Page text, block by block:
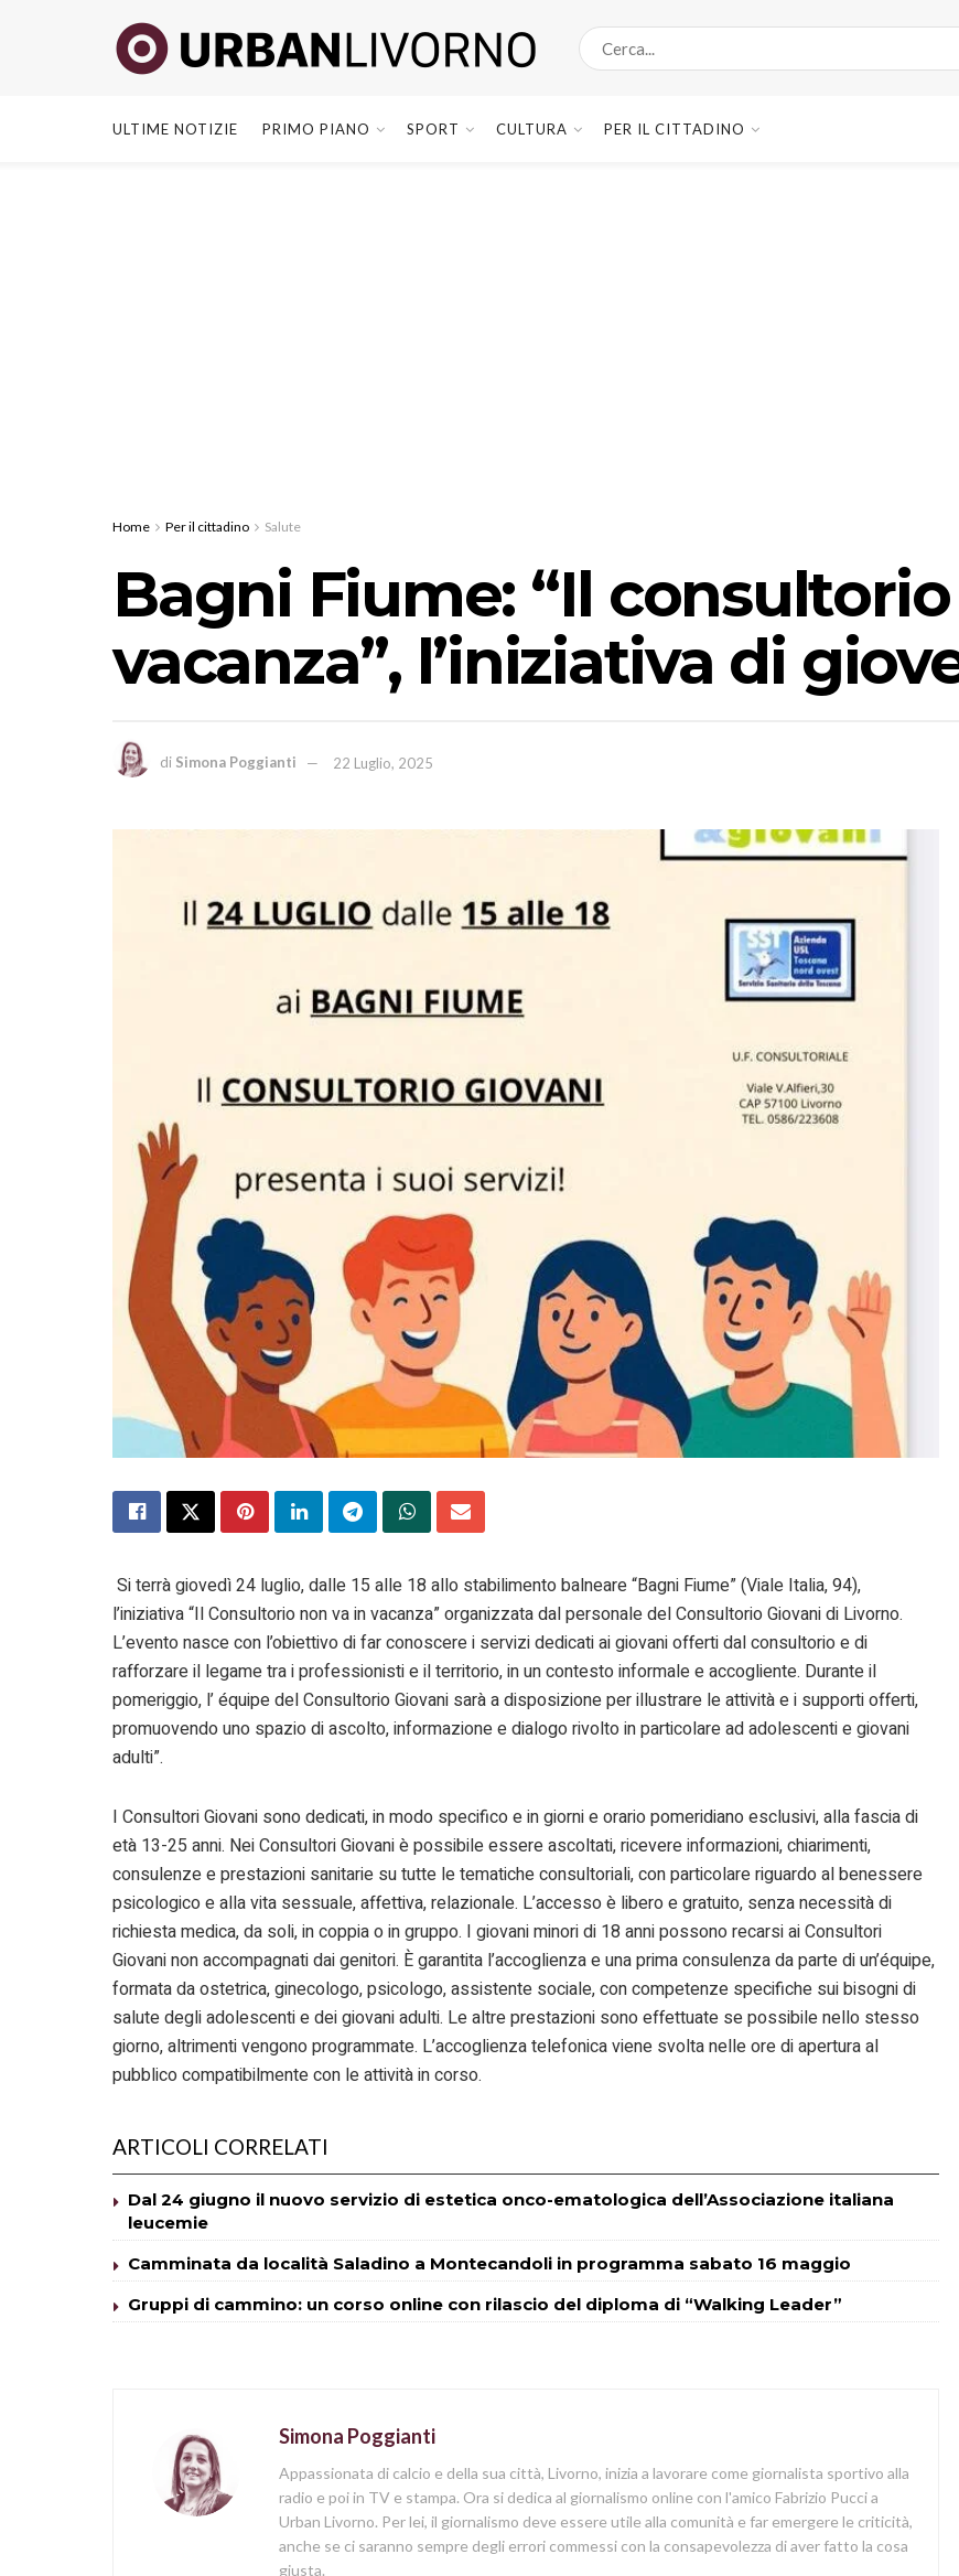
ULTIME NOTIZIE PRIMO PIANO SPORT CULTURA PER IL CITTADINO
Home Per il cittadino Salute
Bagni Fiume: “Il
vacanza”, l’iniziativa di
di Simona Poggianti 22 Luglio, 2025
Si terrà giovedì 24 luglio, dalle 15 alle 18 allo stabilimento balneare “Bagni Fiume” (Viale Italia, 94),
l’iniziativa “Il Consultorio non va in vacanza” organizzata dal personale del Consultorio Giovani di Livorno.
L’evento nasce con l’obiettivo di far conoscere i servizi dedicati ai giovani offerti dal consultorio e di
rafforzare il legame tra i professionisti e il territorio, in un contesto informale e accogliente. Durante il
pomeriggio, l’ équipe del Consultorio Giovani sarà a disposizione per illustrare le attività e i supporti offerti,
promuovendo uno spazio di ascolto, informazione e dialogo rivolto in particolare ad adolescenti e giovani
adulti”.
I Consultori Giovani sono dedicati, in modo specifico e in giorni e orario pomeridiano esclusivi, alla fascia di
età 13-25 anni. Nei Consultori Giovani è possibile essere ascoltati, ricevere informazioni, chiarimenti,
consulenze e prestazioni sanitarie su tutte le tematiche consultoriali, con particolare riguardo al benessere
psicologico e alla vita sessuale, affettiva, relazionale. L’accesso è libero e gratuito, senza necessità di
richiesta medica, da soli, in coppia o in gruppo. I giovani minori di 18 anni possono recarsi ai Consultori
Giovani non accompagnati dai genitori. È garantita l’accoglienza e una prima consulenza da parte di un’équipe,
formata da ostetrica, ginecologo, psicologo, assistente sociale, con competenze specifiche sui bisogni di
salute degli adolescenti e dei giovani adulti. Le altre prestazioni sono effettuate se possibile nello stesso
giorno, altrimenti vengono programmate. L’accoglienza telefonica viene svolta nelle ore di apertura al
pubblico compatibilmente con le attività in corso.
ARTICOLI CORRELATI
Dal 24 giugno il nuovo servizio di estetica onco-ematologica dell’Associazione italiana
leucemie
Camminata da località Saladino a Montecandoli in programma sabato 16 maggio
Gruppi di cammino: un corso online con rilascio del diploma di “Walking Leader”
Simona Poggianti
Appassionata di calcio e della sua città, Livorno, inizia a lavorare come giornalista sportivo alla
radio e poi in TV e stampa. Ora si dedica al giornalismo online con l'amico Fabrizio Pucci a
Urban Livorno. Per lei, il giornalismo deve essere utile alla comunità e far emergere le criticità,
anche se ci saranno sempre degli errori commessi con la consapevolezza di aver fatto la cosa
giusta.